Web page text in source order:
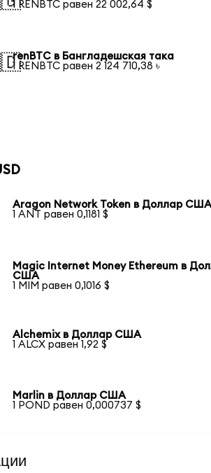
1 RENBTC равен 22 002,64 $
renBTC в Бангладешская така
1 RENBTC равен 2 124 710,38 ৳
Aragon Network Token в Доллар
1 ANT равен 0,1181 $
Magic Internet Money Ethereum в
США
1 MIM равен 0,1016 $
Alchemix в Доллар США
1 ALCX равен 1,92 $
Marlin в Доллар США
1 POND равен 0,000737 $